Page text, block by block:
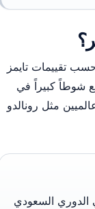
تقييمات تايمز
شوطاً كبيراً في
مثل رونالدو
5 أندية في الدوري السعودي